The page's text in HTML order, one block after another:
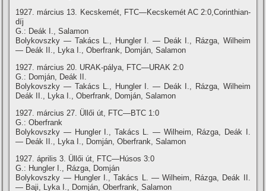
1927. március 13. Kecskemét, FTC—Kecskemét AC 2:0,Corinthian-
dí­j
G.: Deák I., Salamon
Bolykovszky — Takács L., Hungler I. — Deák I., Rázga, Wilheim
— Deák II., Lyka I., Oberfrank, Domján, Salamon
1927. március 20. URAK-pálya, FTC—URAK 2:0
G.: Domján, Deák II.
Bolykovszky — Takács L., Hungler I. — Deák I., Rázga, Wilheim
Deák II., Lyka I., Oberfrank, Domján, Salamon
1927. március 27. Üllői út, FTC—BTC 1:0
G.: Oberfrank
Bolykovszky — Hungler I., Takács L. — Wilheim, Rázga, Deák I.
— Deák II., Lyka I., Domján, Oberfrank, Salamon
1927. április 3. Üllői út, FTC—Húsos 3:0
G.: Hungler I., Rázga, Domján
Bolykovszky — Hungler I., Takács L. — Wilheim, Rázga, Deák II.
— Baji, Lyka I., Domján, Oberfrank, Salamon